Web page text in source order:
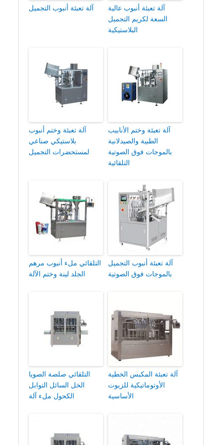
آلة تعبئة أنبوب عالية
السعة لكريم التجميل
البلاستيكية
آلة تعبئة أنبوب التجميل
آلة تعبئة وختم الأنابيب
الطبية والصيدلانية
بالموجات فوق الصوتية
التلقائية
آلة تعبئة وختم أنبوب
بلاستيكي صناعي
لمستحضرات التجميل
آلة تعبئة أنبوب التجميل
بالموجات فوق الصوتية
التلقائي ملء أنبوب مرهم
الجلد لينة وختم الآلة
آلة تعبئة المكبس الخطية
الأوتوماتيكية للزيوت
الأساسية
التلقائي صلصة الصويا
الخل السائل التوابل
الكحول ملء آلة